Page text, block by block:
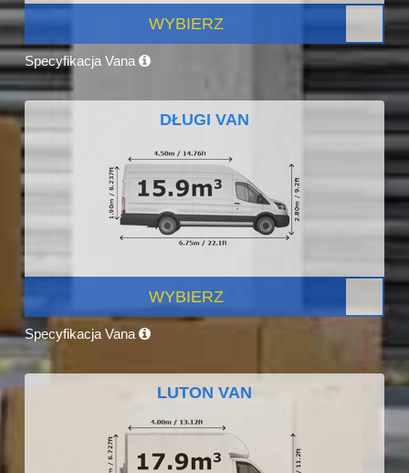
WYBIERZ
Specyfikacja Vana
DŁUGI VAN
WYBIERZ
Specyfikacja Vana
LUTON VAN